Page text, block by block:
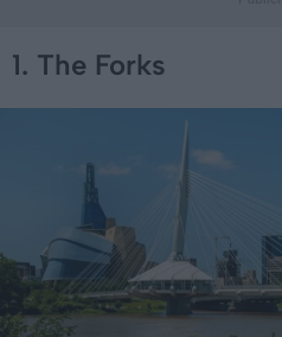
1. The Forks